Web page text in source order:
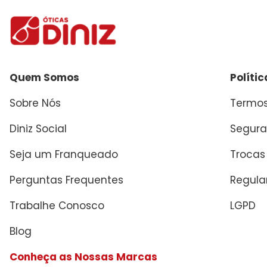
Quem Somos
Sobre Nós
Diniz Social
Seja um Franqueado
Perguntas Frequentes
Trabalhe Conosco
Blog
Conheça as Nossas Marcas
LGPD